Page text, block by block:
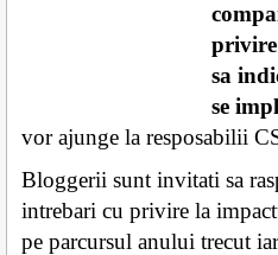
privire
sa
se
vor ajunge la resposabilii
Bloggerii sunt invitati sa
intrebari cu privire la
pe parcursul anului trecut